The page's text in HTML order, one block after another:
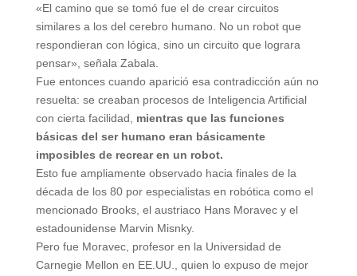
«El camino que se tomó fue el de crear circuitos
similares a los del cerebro humano. No un robot que
respondieran con lógica, sino un circuito que lograra
pensar», señala Zabala.
Fue entonces cuando aparició esa contradicción aún no
resuelta: se creaban procesos de Inteligencia Artificial
con cierta facilidad,
mientras que las funciones
básicas del ser humano eran básicamente
imposibles de recrear en un robot.
Esto fue ampliamente observado hacia finales de la
década de los 80 por especialistas en robótica como el
mencionado Brooks, el austriaco Hans Moravec y el
estadounidense Marvin Misnky.
Pero fue Moravec, profesor en la Universidad de
Carnegie Mellon en EE.UU., quien lo expuso de mejor